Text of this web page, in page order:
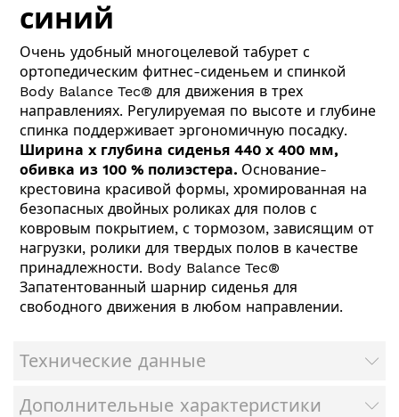
синий
Очень удобный многоцелевой табурет с
ортопедическим фитнес-сиденьем и спинкой
Body Balance Tec® для движения в трех
направлениях. Регулируемая по высоте и глубине
спинка поддерживает эргономичную посадку.
Ширина x глубина сиденья 440 x 400 мм,
обивка из 100 % полиэстера. Основание-
крестовина красивой формы, хромированная на
безопасных двойных роликах для полов с
ковровым покрытием, с тормозом, зависящим от
нагрузки, ролики для твердых полов в качестве
принадлежности. Body Balance Tec®
Запатентованный шарнир сиденья для
свободного движения в любом направлении.
Технические данные
Дополнительные характеристики